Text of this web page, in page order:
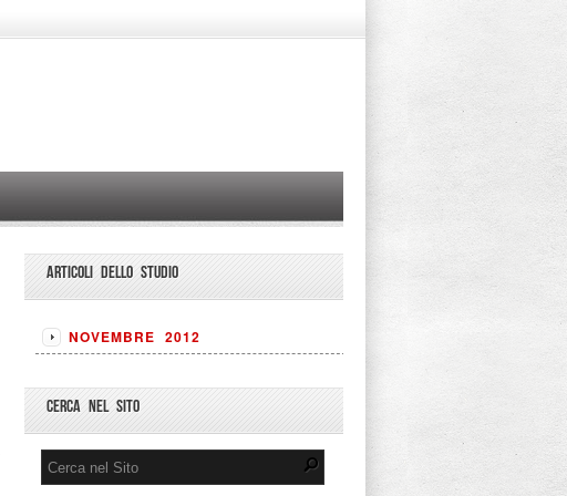
ARTICOLI DELLO STUDIO
NOVEMBRE 2012
CERCA NEL SITO